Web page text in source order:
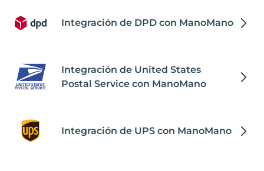
Integración de DPD con ManoMano
Integración de United States
Postal Service con ManoMano
Integración de UPS con ManoMano